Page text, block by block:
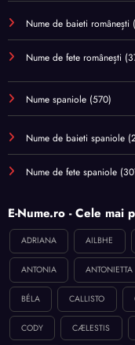
Nume de baieti românești
Nume de fete românești
Nume spaniole (570)
Nume de baieti spaniole
Nume de fete spaniole
E-Nume.ro - Cele mai
ADRIANA AILBHE
ANTONIA ANTONIETTA
BÉLA CALLISTO
CODY CÆLESTIS